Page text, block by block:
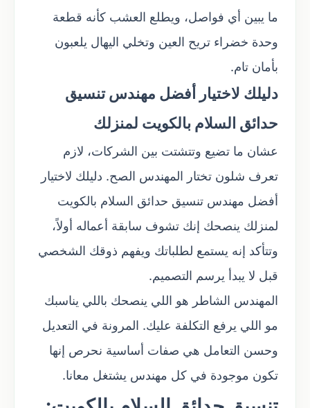
ما يبين أي فواصل، ويطلع العشب كأنه قطعة
وحدة خضراء تريح العين وتخلي اليهال يلعبون
بأمان تام.
دليلك لاختيار أفضل مهندس تنسيق
حدائق السلام بالكويت لمنزلك
عشان ما تضيع وتتشتت بين الشركات، لازم
تعرف شلون تختار المهندس الصح. دليلك لاختيار
أفضل مهندس تنسيق حدائق السلام بالكويت
لمنزلك ينصحك إنك تشوف سابقة أعماله أولاً،
وتتأكد إنه يستمع لطلباتك ويفهم ذوقك الشخصي
قبل لا يبدأ يرسم التصميم.
المهندس الشاطر هو اللي ينصحك باللي يناسبك
مو اللي يرفع التكلفة عليك. المرونة في التعديل
وحسن التعامل هي صفات أساسية نحرص إنها
تكون موجودة في كل مهندس يشتغل معانا.